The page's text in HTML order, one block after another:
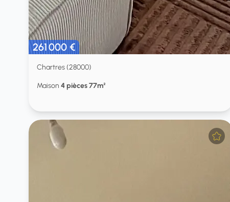
261 000 €
Chartres (28000)
Maison 4 pièces 77m²